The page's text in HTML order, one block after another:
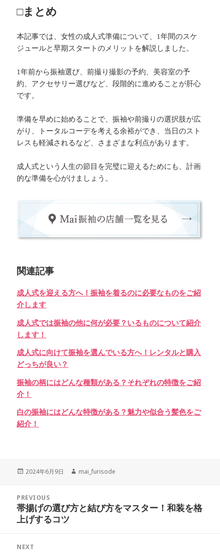
□まとめ
本記事では、女性の成人式準備について、1年間のスケ
ジュールと早期スタートのメリットを解説しました。
1年前から振袖選び、前撮り撮影の予約、美容室の予
約、アクセサリー選びなど、段階的に進めることが肝心
です。
準備を早めに始めることで、振袖や前撮りの選択肢が広
がり、トータルコーデを考える余裕ができ、当日のスト
レスも軽減されるなど、さまざまな利点があります。
成人式という人生の節目を完璧に迎えるためにも、計画
的な準備を心がけましょう。
関連記事
成人式を迎える方へ！振袖を着るのに必要なものをご紹
介します
成人式では振袖の他に何が必要？いるものについて紹介
します！
成人式に向けて振袖を選んでいる方へ！レンタルと購入
どっちが良い？
振袖の柄にはどんな種類がある？それぞれの特徴をご紹
介！
白の振袖にはどんな特徴がある？魅力や似合う髪色をご
紹介！
Posted
2024年6月9日 Author
mai_furisode
PREVIOUS
Previous
post:
帯揚げの選び方と結び方をマスター！和装を格
上げするコツ
NEXT